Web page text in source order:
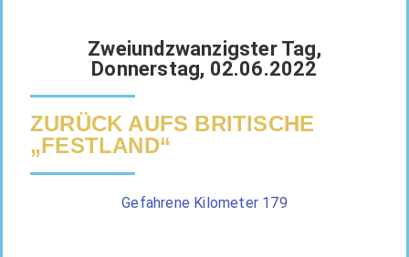
Zweiundzwanzigster Tag,
Donnerstag, 02.06.2022
ZURÜCK AUFS BRITISCHE
„FESTLAND“
Gefahrene Kilometer 179